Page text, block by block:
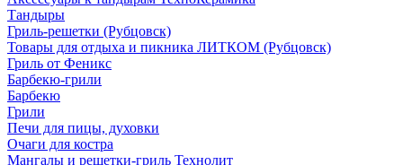
Тандыры
Гриль-решетки (Рубцовск)
Товары для отдыха и пикника ЛИТКОМ (Рубцовск)
Гриль от Феникс
Барбекю-грили
Барбекю
Грили
Печи для пицы, духовки
Очаги для костра
Мангалы и решетки-гриль Технолит